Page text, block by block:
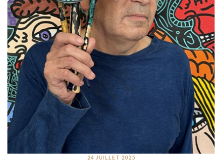
24 JUILLET 2025